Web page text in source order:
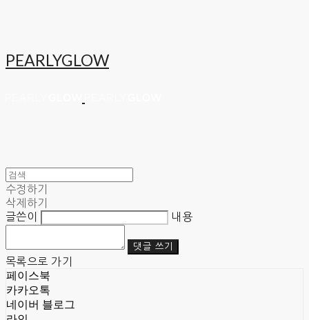
PEARLYGLOW
수정하기
삭제하기
글쓴이
내용
댓글 쓰기
목록으로 가기
페이스북
카카오톡
네이버 블로그